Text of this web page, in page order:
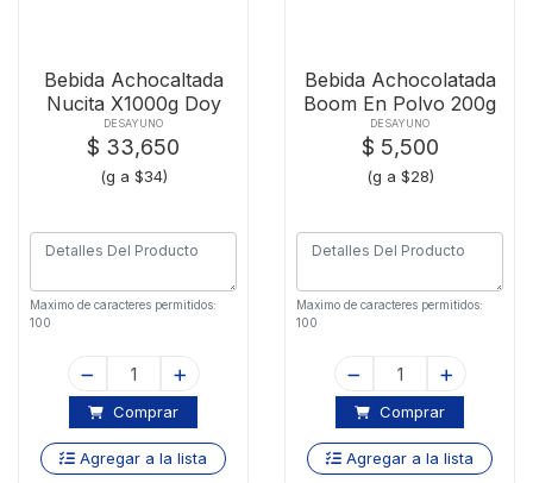
Bebida Achocaltada
Nucita X1000g Doy
Pack
DESAYUNO
$ 33,650
(g a $34)
Maximo de caracteres permitidos:
100
Comprar
Agregar a la lista
Bebida Achocolatada
Boom En Polvo 200g
DESAYUNO
$ 5,500
(g a $28)
Maximo de caracteres permitidos:
100
Comprar
Agregar a la lista